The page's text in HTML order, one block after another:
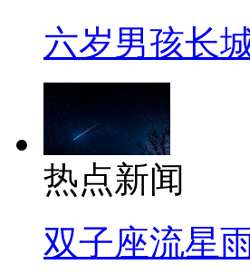
六岁男孩长
热点新闻
双子座流星